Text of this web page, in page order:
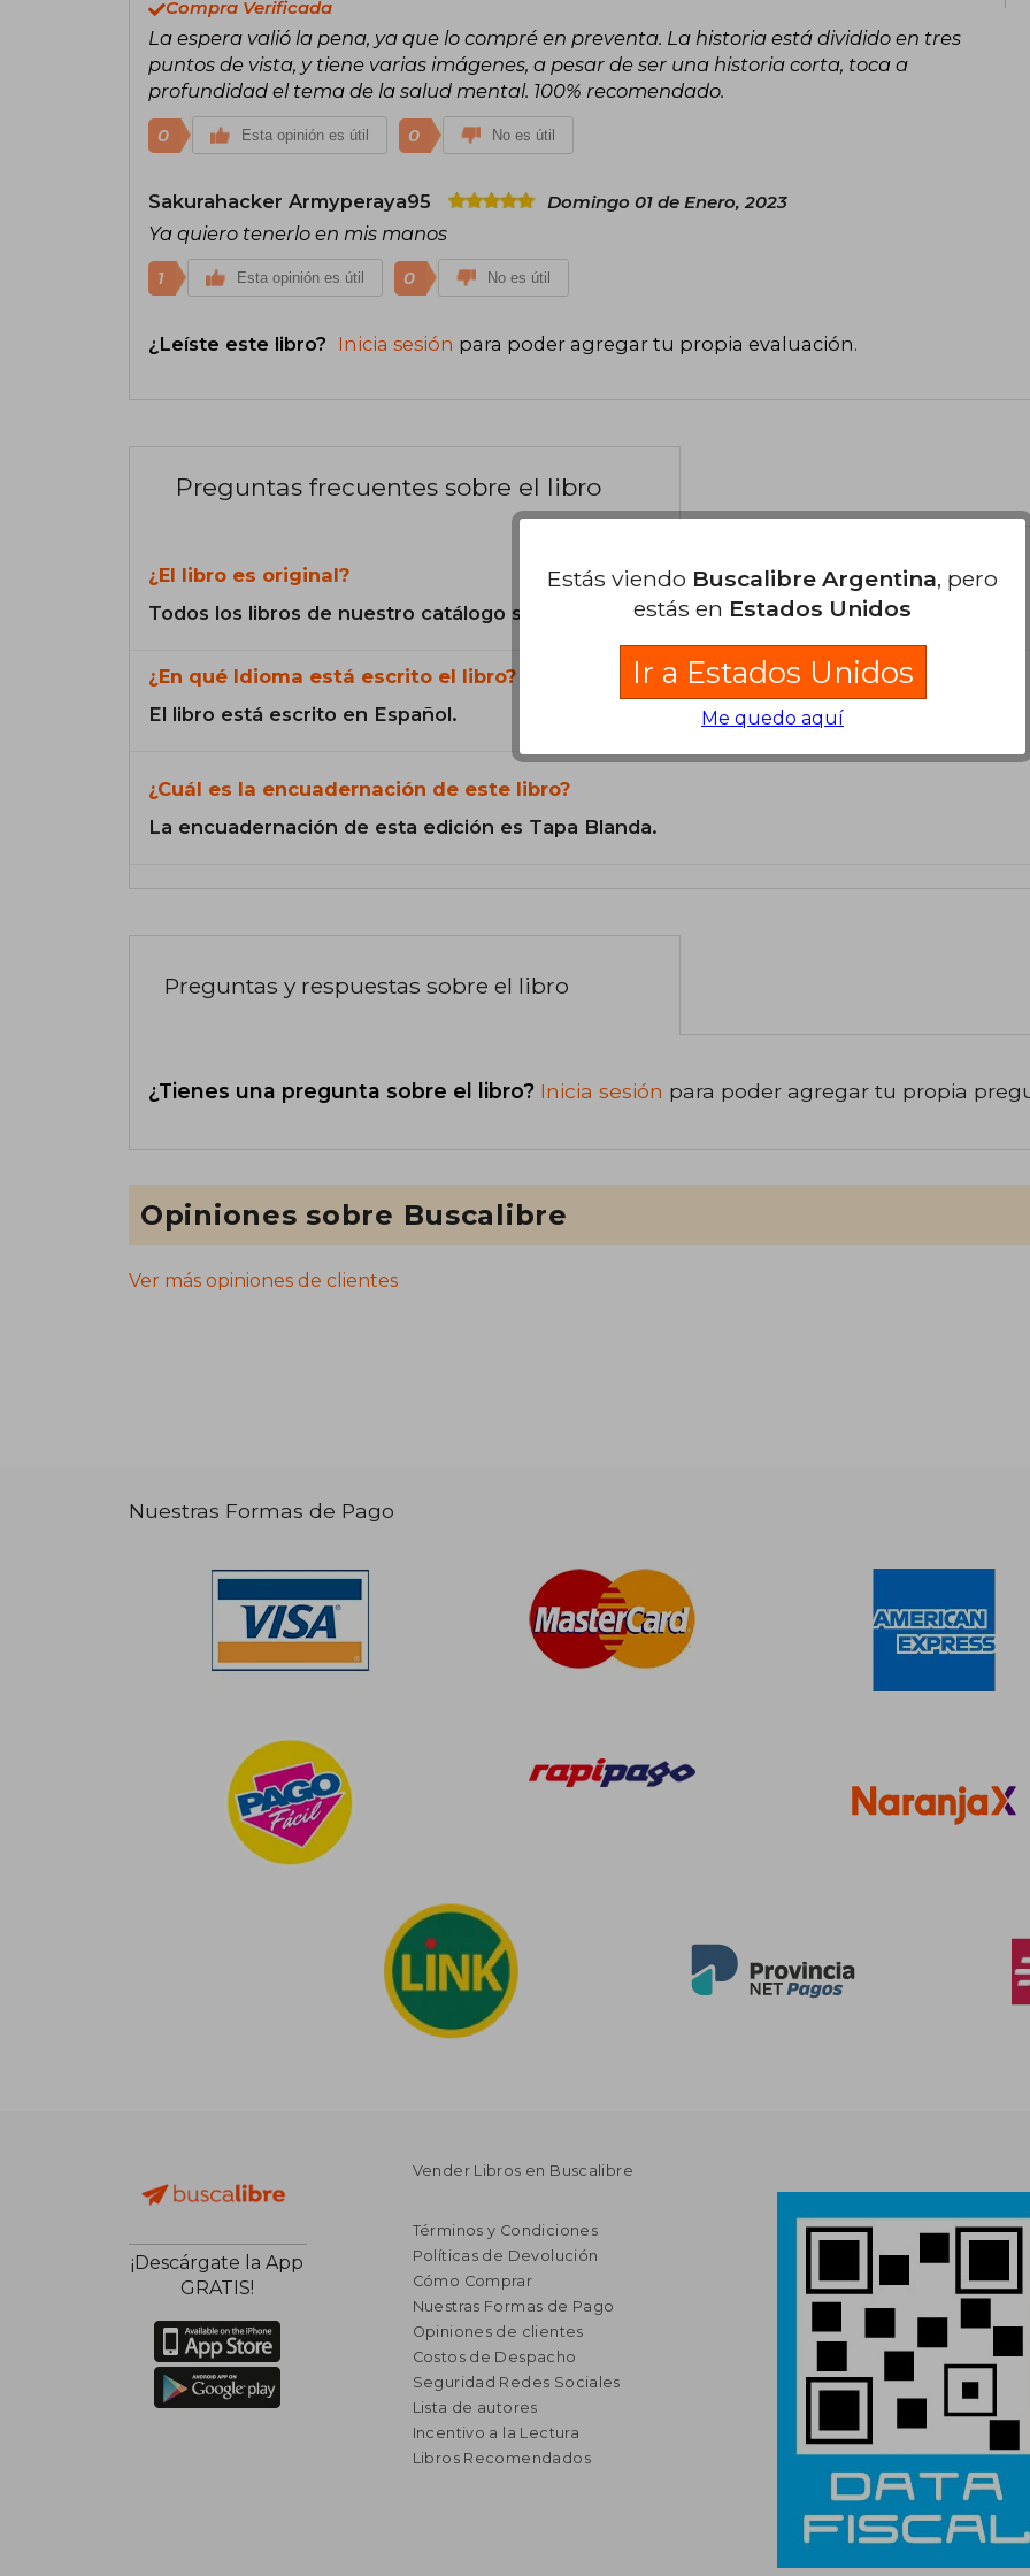
Compra Verificada
La espera valió la pena, ya que lo compré en preventa. La historia está dividido en tres
puntos de vista, y tiene varias imágenes, a pesar de ser una historia corta, toca a
profundidad el tema de la salud mental. 100% recomendado.
0 Esta opinión es útil 0 No es útil
Sakurahacker Armyperaya95 Domingo 01 de Enero, 2023
Ya quiero tenerlo en mis manos
1 Esta opinión es útil 0 No es útil
¿Leíste este libro? Inicia sesión para poder agregar tu propia evaluación.
Preguntas frecuentes sobre el libro
¿El libro es original?
Todos los libros de nuestro catálogo son Originales.
¿En qué Idioma está escrito el libro?
El libro está escrito en Español.
¿Cuál es la encuadernación de este libro?
La encuadernación de esta edición es Tapa Blanda.
Preguntas y respuestas sobre el libro
¿Tienes una pregunta sobre el libro? Inicia sesión para poder agregar tu propia
Opiniones sobre Buscalibre
Ver más opiniones de clientes
Nuestras Formas de Pago
¡Descárgate la App
GRATIS!
Vender Libros en Buscalibre
Términos y Condiciones
Políticas de Devolución
Cómo Comprar
Nuestras Formas de Pago
Opiniones de clientes
Costos de Despacho
Seguridad Redes Sociales
Lista de autores
Incentivo a la Lectura
Libros Recomendados
Estás viendo Buscalibre Argentina, pero
estás en Estados Unidos
Ir a Estados Unidos
Me quedo aquí